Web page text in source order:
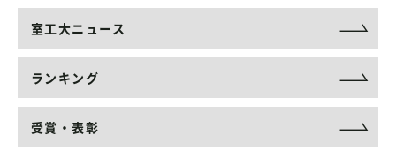
室工大ニュース
ランキング
受賞・表彰